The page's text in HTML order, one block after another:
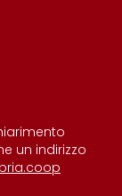
un indirizzo